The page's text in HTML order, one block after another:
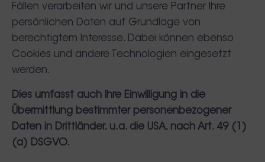
Fällen verarbeiten wir und unsere Partner Ihre
persönlichen Daten auf Grundlage von
berechtigtem Interesse. Dabei können ebenso
Cookies und andere Technologien eingesetzt
werden.
Dies umfasst auch Ihre Einwilligung in die
Übermittlung bestimmter personenbezogener
Daten in Drittländer, u.a. die USA, nach Art. 49 (1)
(a) DSGVO.